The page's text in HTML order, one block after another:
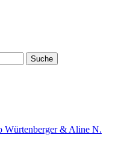
Würtenberger & Aline N.